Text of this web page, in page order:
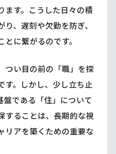
ます。こうした日々の積
、遅刻や欠勤を防ぎ、
に繋がるのです。
つい目の前の「職」を探
す。しかし、少し立ち止
盤である「住」について
することは、長期的な視
リアを築くための重要な